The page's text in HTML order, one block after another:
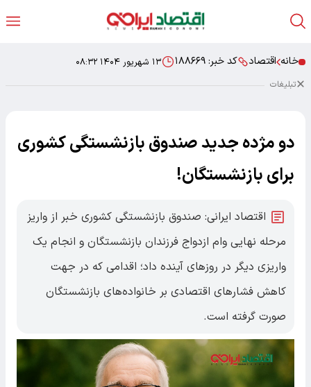
خانه اقتصاد کد خبر: ۱۸۸۶۶۹ ۱۳ شهریور ۱۴۰۴ ۰۸:۳۲
تبلیغات
دو مژده جدید صندوق بازنشستگی کشوری
برای بازنشستگان!
اقتصاد ایرانی: صندوق بازنشستگی کشوری خبر از واریز
مرحله نهایی وام ازدواج فرزندان بازنشستگان و انجام یک
واریزی دیگر در روزهای آینده داد؛ اقدامی که در جهت
کاهش فشارهای اقتصادی بر خانواده‌های بازنشستگان
صورت گرفته است.